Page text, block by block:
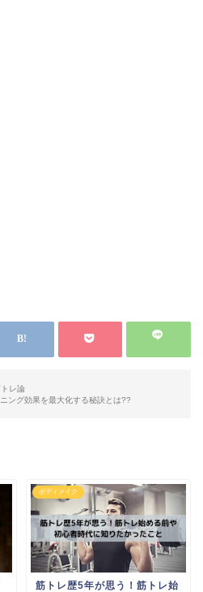
レ論
ング効果を最大化する秘訣とは??
ボディメイク
筋トレ歴5年が思う！筋トレ始